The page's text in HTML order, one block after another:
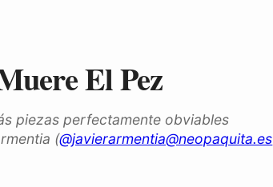
El Pez
piezas perfectamente obviables
(@javierarmentia@neopaquita.es